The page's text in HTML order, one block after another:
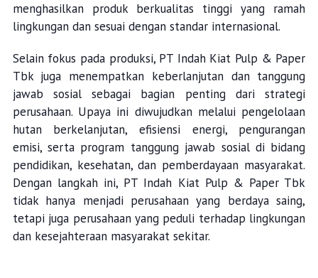
menghasilkan produk berkualitas tinggi yang ramah
lingkungan dan sesuai dengan standar internasional.
Selain fokus pada produksi, PT Indah Kiat Pulp & Paper
Tbk juga menempatkan keberlanjutan dan tanggung
jawab sosial sebagai bagian penting dari strategi
perusahaan. Upaya ini diwujudkan melalui pengelolaan
hutan berkelanjutan, efisiensi energi, pengurangan
emisi, serta program tanggung jawab sosial di bidang
pendidikan, kesehatan, dan pemberdayaan masyarakat.
Dengan langkah ini, PT Indah Kiat Pulp & Paper Tbk
tidak hanya menjadi perusahaan yang berdaya saing,
tetapi juga perusahaan yang peduli terhadap lingkungan
dan kesejahteraan masyarakat sekitar.